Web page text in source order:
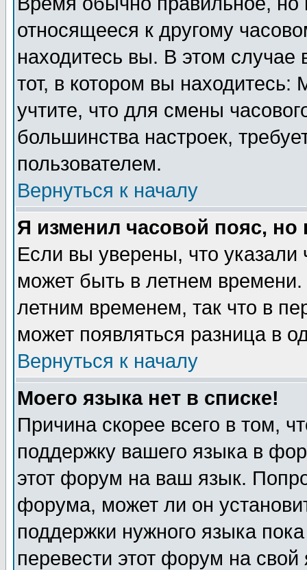
относящееся к другому
находитесь вы. В этом
тот, в котором вы
учтите, что для смены
большинства настроек,
пользователем.
Вернуться к началу
Я изменил часовой пояс,
Если вы уверены, что указали
может быть в летнем
летним временем, так что в
может появляться разница в
Вернуться к началу
Моего языка нет в списке!
Причина скорее всего в том,
поддержку вашего языка в
этот форум на ваш язык.
форума, может ли он
поддержки нужного языка
перевести этот форум на